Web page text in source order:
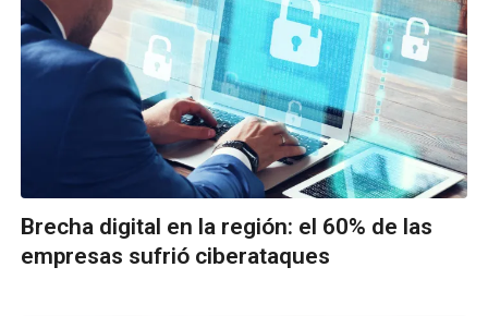
Brecha digital en la región: el 60% de las
empresas sufrió ciberataques